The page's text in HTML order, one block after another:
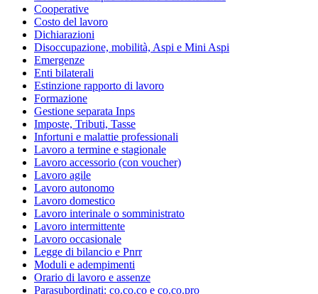
Cooperative
Costo del lavoro
Dichiarazioni
Disoccupazione, mobilità, Aspi e Mini Aspi
Emergenze
Enti bilaterali
Estinzione rapporto di lavoro
Formazione
Gestione separata Inps
Imposte, Tributi, Tasse
Infortuni e malattie professionali
Lavoro a termine e stagionale
Lavoro accessorio (con voucher)
Lavoro agile
Lavoro autonomo
Lavoro domestico
Lavoro interinale o somministrato
Lavoro intermittente
Lavoro occasionale
Legge di bilancio e Pnrr
Moduli e adempimenti
Orario di lavoro e assenze
Parasubordinati: co.co.co e co.co.pro